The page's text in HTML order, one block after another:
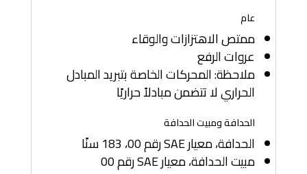
عام
ممتص الاهتزازات والوقاء
عروات الرفع
ملاحظة: المحركات الخاصة بتبريد المبادل
الحراري لا تتضمن مبادلاً حراريًا
الحدافة ومبيت الحدافة
الحدافة، معيار SAE رقم 00، 183 سنًا
مبيت الحدافة، معيار SAE رقم 00